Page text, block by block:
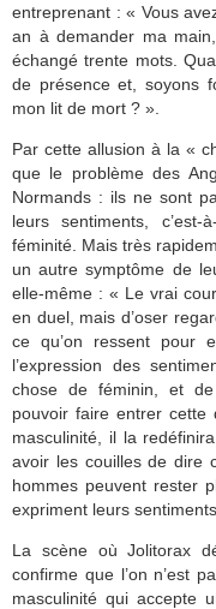
entreprenant : « Vous
an à demander ma
échangé trente mots.
de présence et, soyons
mon lit de mort ? ».
Par cette allusion à la «
que le problème des
Normands : ils ne sont
leurs sentiments,
féminité. Mais très
un autre symptôme de
elle-même : « Le vrai
en duel, mais d’oser
ce qu’on ressent pour
l’expression des
chose de féminin, et
pouvoir faire entrer cette
masculinité, il la
avoir les couilles de dire
hommes peuvent rester
expriment leurs sentiments.
La scène où Jolitorax
confirme que l’on n’est
masculinité qui accepte